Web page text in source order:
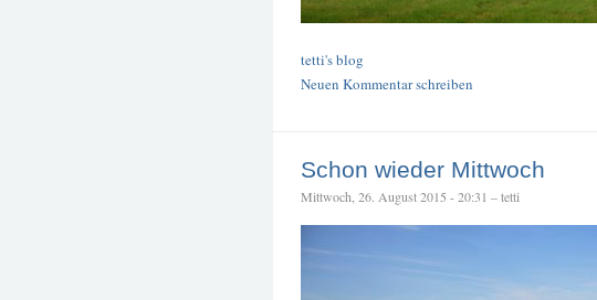
tetti's blog
Neuen Kommentar schreiben
Schon wieder Mittwoch
Mittwoch, 26. August 2015 - 20:31 – tetti